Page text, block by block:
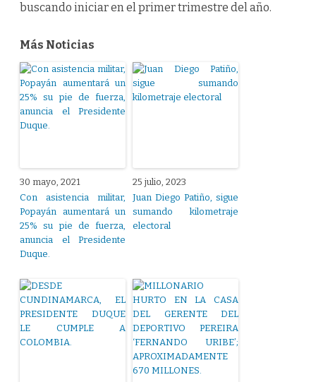
buscando iniciar en el primer trimestre del año.
Más Noticias
30 mayo, 2021
Con asistencia militar,
Popayán aumentará un
25% su pie de fuerza,
anuncia el Presidente
Duque.
25 julio, 2023
Juan Diego Patiño, sigue
sumando kilometraje
electoral